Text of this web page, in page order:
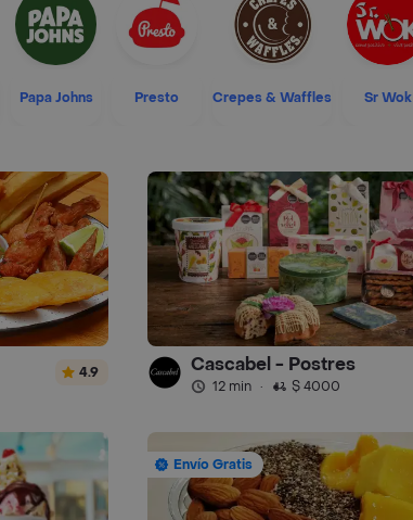
Papa Johns Presto Crepes & Waffles Sr Wok
4.9 Cascabel - Postres
12 min · $ 4000
Envío Gratis